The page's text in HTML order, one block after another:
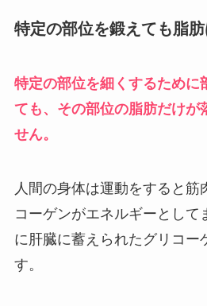
特定の部位を鍛えても脂
特定の部位を細くするために
ても、その部位の脂肪だけが
せん。
人間の身体は運動をすると筋
コーゲンがエネルギーとして
に肝臓に蓄えられたグリコー
す。